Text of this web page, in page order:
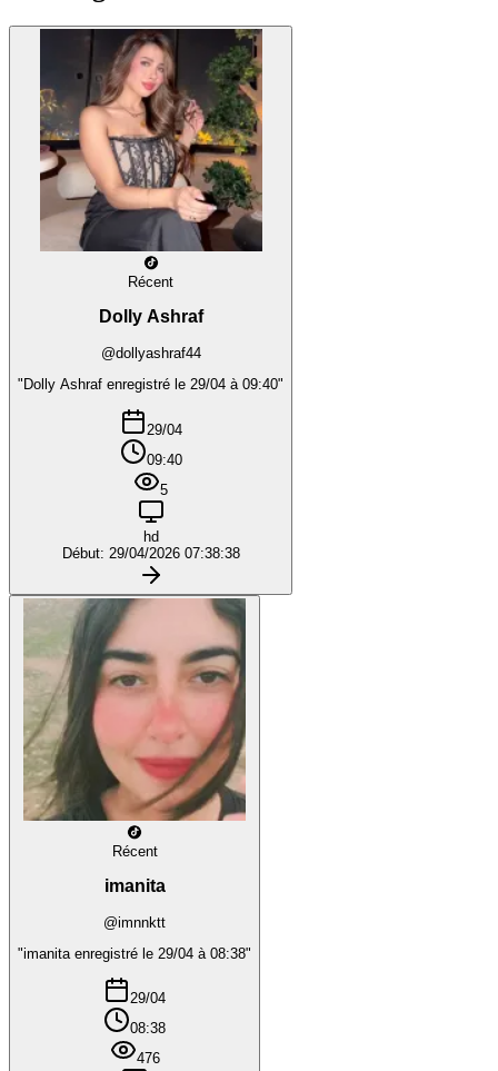
Récent
Dolly Ashraf
@dollyashraf44
"Dolly Ashraf enregistré le 29/04 à 09:40"
29/04
09:40
5
hd
Début: 29/04/2026 07:38:38
Récent
imanita
@imnnktt
"imanita enregistré le 29/04 à 08:38"
29/04
08:38
476